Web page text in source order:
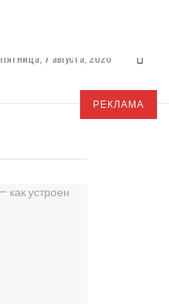
Пятница, 7 августа, 2026
РЕКЛАМА